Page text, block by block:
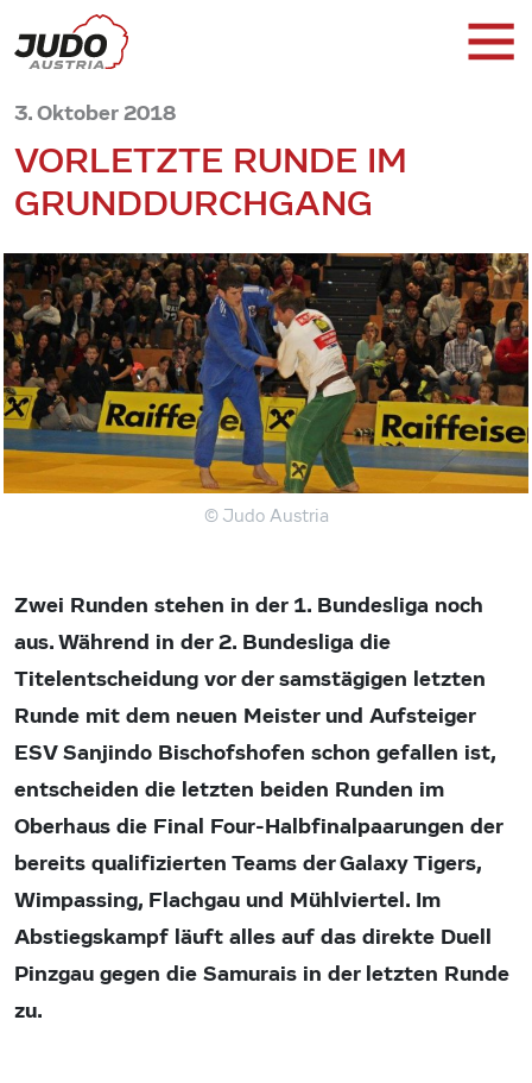
3. Oktober 2018
VORLETZTE RUNDE IM
GRUNDDURCHGANG
© Judo Austria
Zwei Runden stehen in der 1. Bundesliga noch
aus. Während in der 2. Bundesliga die
Titelentscheidung vor der samstägigen letzten
Runde mit dem neuen Meister und Aufsteiger
ESV Sanjindo Bischofshofen schon gefallen ist,
entscheiden die letzten beiden Runden im
Oberhaus die Final Four-Halbfinalpaarungen der
bereits qualifizierten Teams der Galaxy Tigers,
Wimpassing, Flachgau und Mühlviertel. Im
Abstiegskampf läuft alles auf das direkte Duell
Pinzgau gegen die Samurais in der letzten Runde
zu.